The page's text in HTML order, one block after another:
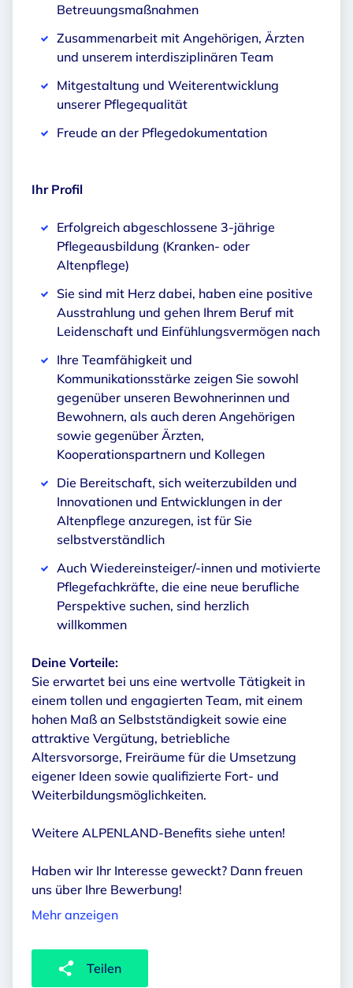
Betreuungsmaßnahmen
Zusammenarbeit mit Angehörigen, Ärzten
und unserem interdisziplinären Team
Mitgestaltung und Weiterentwicklung
unserer Pflegequalität
Freude an der Pflegedokumentation
Ihr Profil
Erfolgreich abgeschlossene 3-jährige
Pflegeausbildung (Kranken- oder
Altenpflege)
Sie sind mit Herz dabei, haben eine positive
Ausstrahlung und gehen Ihrem Beruf mit
Leidenschaft und Einfühlungsvermögen nach
Ihre Teamfähigkeit und
Kommunikationsstärke zeigen Sie sowohl
gegenüber unseren Bewohnerinnen und
Bewohnern, als auch deren Angehörigen
sowie gegenüber Ärzten,
Kooperationspartnern und Kollegen
Die Bereitschaft, sich weiterzubilden und
Innovationen und Entwicklungen in der
Altenpflege anzuregen, ist für Sie
selbstverständlich
Auch Wiedereinsteiger/-innen und motivierte
Pflegefachkräfte, die eine neue berufliche
Perspektive suchen, sind herzlich
willkommen
Deine Vorteile:
Sie erwartet bei uns eine wertvolle Tätigkeit in
einem tollen und engagierten Team, mit einem
hohen Maß an Selbstständigkeit sowie eine
attraktive Vergütung, betriebliche
Altersvorsorge, Freiräume für die Umsetzung
eigener Ideen sowie qualifizierte Fort- und
Weiterbildungsmöglichkeiten.
Weitere ALPENLAND-Benefits siehe unten!
Haben wir Ihr Interesse geweckt? Dann freuen
uns über Ihre Bewerbung!
Mehr anzeigen
Teilen